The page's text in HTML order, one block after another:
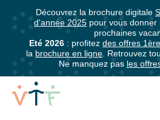
Découvrez la brochure digitale
d'année 2025 pour vous
prochaines
Eté 2026 : profitez des offres
la brochure en ligne . Retrouvez
Ne manquez pas les
Nous sommes
fiers de faire
partie des
établissements
labellisés en
Grille
tarifaire
Pension
Location
Plan
des
Chambres
Abonnez-
vous
à
notre